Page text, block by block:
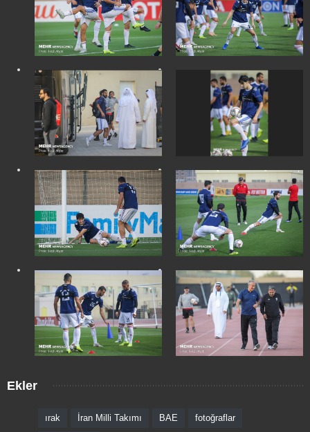
Ekler
ırak İran Milli Takımı BAE fotoğraflar